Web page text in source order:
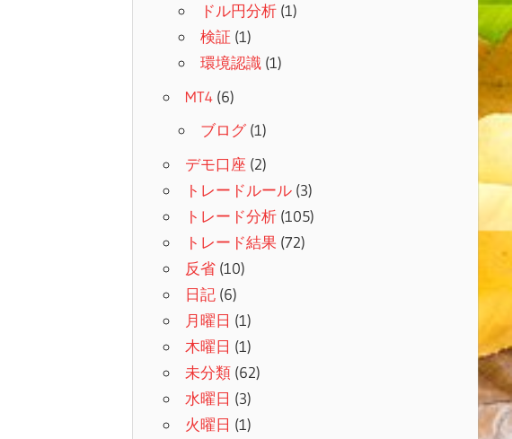
ドル円分析(1)
検証 (1)
環境認識(1)
MT4(6)
ブログ(1)
デモ口座 (2)
トレードルール(3)
トレード分析(105)
トレード結果 (72)
反省(10)
日記(6)
月曜日 (1)
木曜日 (1)
未分類(62)
水曜日 (3)
火曜日 (1)